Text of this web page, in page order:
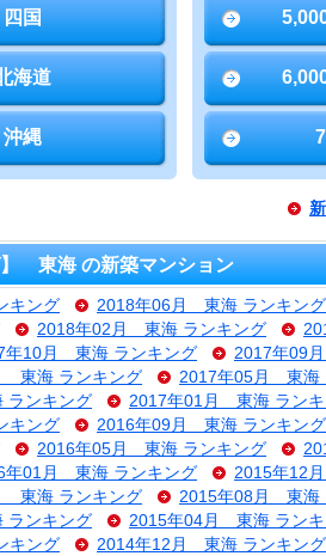
国
海道
縄
東海 の新築マンション
キング
2018年06月 東海 ランキング
2018年02月 東海 ランキング
年10月 東海 ランキング
2017年09
東海 ランキング
2017年05月 東海
ンキング
2017年01月 東海 ランキ
キング
2016年09月 東海 ランキング
2016年05月 東海 ランキング
年01月 東海 ランキング
2015年12
東海 ランキング
2015年08月 東海
ンキング
2015年04月 東海 ランキ
キング
2014年12月 東海 ランキング